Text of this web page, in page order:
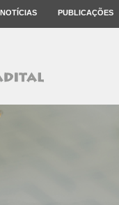
NOTÍCIAS PUBLICAÇÕES